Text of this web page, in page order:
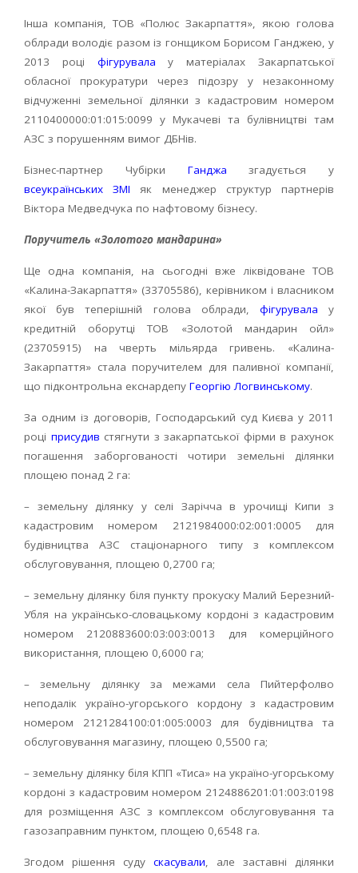
Інша компанія, ТОВ «Полюс Закарпаття», якою голова
облради володіє разом із гонщиком Борисом Ганджею, у
2013 році фігурувала
у матеріалах Закарпатської
обласної прокуратури через підозру у незаконному
відчуженні земельної ділянки з кадастровим номером
2110400000:01:015:0099 у Мукачеві та булівництві там
АЗС з порушенням вимог ДБНів.
Бізнес-партнер Чубірки Ганджа
згадується у
всеукраїнських ЗМІ як менеджер структур партнерів
Віктора Медведчука по нафтовому бізнесу.
Поручитель «Золотого мандарина»
Ще одна компанія, на сьогодні вже ліквідоване ТОВ
«Калина-Закарпаття» (33705586), керівником і власником
якої був теперішній голова облради, фігурувала
у
кредитній оборутці ТОВ «Золотой мандарин ойл»
(23705915) на чверть мільярда гривень. «Калина-
Закарпаття» стала поручителем для паливної компанії,
що підконтрольна екснардепу Георгію Логвинському.
За одним із договорів, Господарський суд Києва у 2011
році присудив стягнути з закарпатської фірми в рахунок
погашення заборгованості чотири земельні ділянки
площею понад 2 га:
– земельну ділянку у селі Зарічча в урочищі Кипи з
кадастровим номером 2121984000:02:001:0005 для
будівництва АЗС стаціонарного типу з комплексом
обслуговування, площею 0,2700 га;
– земельну ділянку біля пункту прокуску Малий Березний-
Убля на українсько-словацькому кордоні з кадастровим
номером 2120883600:03:003:0013 для комерційного
використання, площею 0,6000 га;
– земельну ділянку за межами села Пийтерфолво
неподалік україно-угорського кордону з кадастровим
номером 2121284100:01:005:0003 для будівництва та
обслуговування магазину, площею 0,5500 га;
– земельну ділянку біля КПП «Тиса» на україно-угорському
кордоні з кадастровим номером 2124886201:01:003:0198
для розміщення АЗС з комплексом обслуговування та
газозаправним пунктом, площею 0,6548 га.
Згодом рішення суду скасували, але заставні ділянки